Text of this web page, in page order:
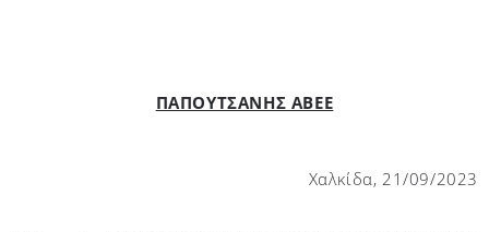
ΠΑΠΟΥΤΣΑΝΗΣ ΑΒΕΕ
Χαλκίδα, 21/09/2023